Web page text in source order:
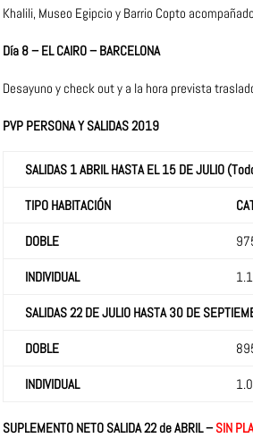
Khalili, Museo Egipcio y Barrio Copto
Día 8 – EL CAIRO – BARCELONA
Desayuno y check out y a la hora prevista
PVP PERSONA Y SALIDAS 2019
SALIDAS 1 ABRIL HASTA EL 15 DE JULIO
TIPO HABITACIÓN
DOBLE
INDIVIDUAL
SALIDAS 22 DE JULIO HASTA 30 DE
DOBLE
INDIVIDUAL
SUPLEMENTO NETO SALIDA 22 de ABRIL –SIN